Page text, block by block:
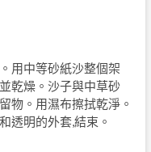
用中等砂紙沙整個架
乾燥。沙子與中草砂
物。用濕布擦拭乾淨。
透明的外套,結束。